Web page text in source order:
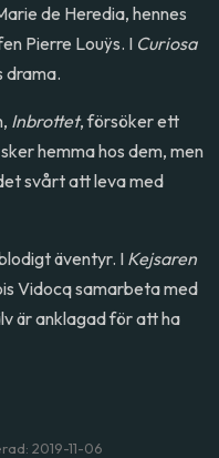
de Heredia, hennes
Pierre Louÿs. I Curiosa
drama.
Inbrottet, försöker ett
hemma hos dem, men
svårt att leva med
äventyr. I Kejsaren
Vidocq samarbeta med
är anklagad för att ha
2019-11-06